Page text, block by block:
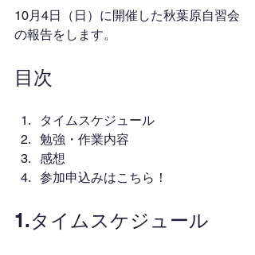
10月4日（日）に開催した秋葉原自習会
の報告をします。
目次
タイムスケジュール
勉強・作業内容
感想
参加申込みはこちら！
1.タイムスケジュール